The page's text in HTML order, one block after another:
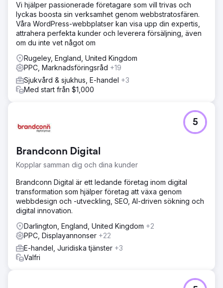
Vi hjälper passionerade företagare som vill trivas och
lyckas boosta sin verksamhet genom webbstratosfären.
Våra WordPress-webbplatser kan visa upp din expertis,
attrahera perfekta kunder och leverera försäljning, även
om du inte vet något om
Rugeley, England, United Kingdom
PPC, Marknadsföringsråd +19
Sjukvård & sjukhus, E-handel +3
Med start från $1,000
Brandconn Digital
Kopplar samman dig och dina kunder
5
Brandconn Digital är ett ledande företag inom digital
transformation som hjälper företag att växa genom
webbdesign och -utveckling, SEO, AI-driven sökning och
digital innovation.
Darlington, England, United Kingdom +2
PPC, Displayannonser +22
E-handel, Juridiska tjänster +3
Valfri